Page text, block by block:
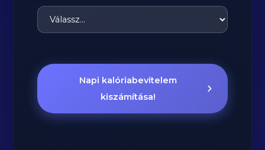
Napi kalóriabevitelem
kiszámítása!